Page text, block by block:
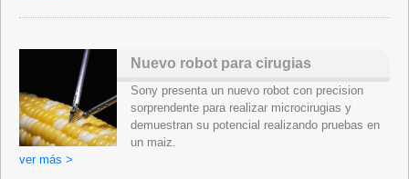
Nuevo robot para cirugias
Sony presenta un nuevo robot con precision
sorprendente para realizar microcirugias y
demuestran su potencial realizando pruebas en
un maiz.
ver más >